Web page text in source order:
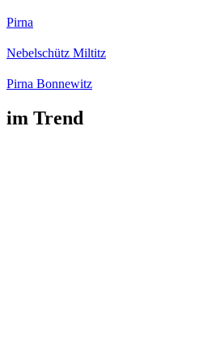
Pirna
Nebelschütz Miltitz
Pirna Bonnewitz
im Trend